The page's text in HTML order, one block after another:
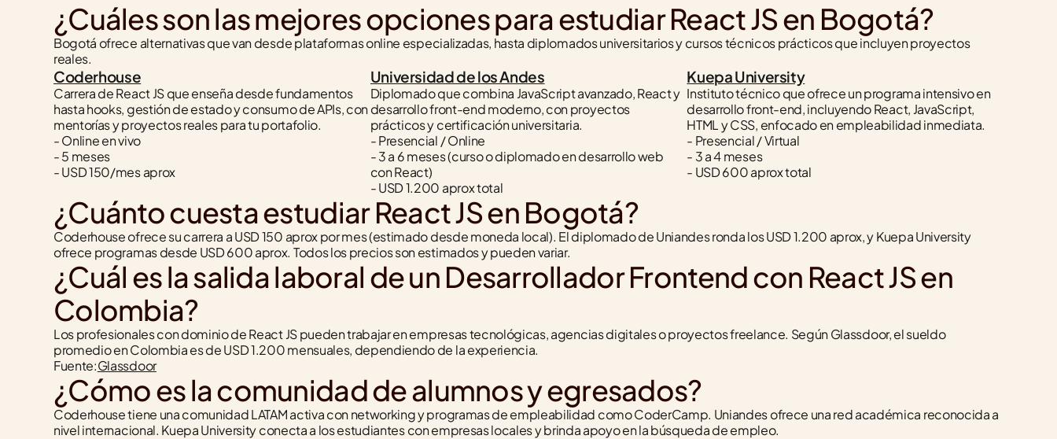
¿Cuáles son las mejores opciones para estudiar React JS en Bogotá?
Bogotá ofrece alternativas que van desde plataformas online especializadas, hasta diplomados universitarios y cursos técnicos prácticos que incluyen proyectos
reales.
Coderhouse
Carrera de React JS que enseña desde fundamentos
hasta hooks, gestión de estado y consumo de APIs, con
mentorías y proyectos reales para tu portafolio.
- Online en vivo
- 5 meses
- USD 150/mes aprox
Universidad de los Andes
Diplomado que combina JavaScript avanzado, React y
desarrollo front-end moderno, con proyectos
prácticos y certificación universitaria.
- Presencial / Online
- 3 a 6 meses (curso o diplomado en desarrollo web
con React)
- USD 1.200 aprox total
Kuepa University
Instituto técnico que ofrece un programa intensivo en
desarrollo front-end, incluyendo React, JavaScript,
HTML y CSS, enfocado en empleabilidad inmediata.
- Presencial / Virtual
- 3 a 4 meses
- USD 600 aprox total
¿Cuánto cuesta estudiar React JS en Bogotá?
Coderhouse ofrece su carrera a USD 150 aprox por mes (estimado desde moneda local). El diplomado de Uniandes ronda los USD 1.200 aprox, y Kuepa University
ofrece programas desde USD 600 aprox. Todos los precios son estimados y pueden variar.
¿Cuál es la salida laboral de un Desarrollador Frontend con React JS en
Colombia?
Los profesionales con dominio de React JS pueden trabajar en empresas tecnológicas, agencias digitales o proyectos freelance. Según Glassdoor, el sueldo
promedio en Colombia es de USD 1.200 mensuales, dependiendo de la experiencia.
Fuente:Glassdoor
¿Cómo es la comunidad de alumnos y egresados?
Coderhouse tiene una comunidad LATAM activa con networking y programas de empleabilidad como CoderCamp. Uniandes ofrece una red académica reconocida a
nivel internacional. Kuepa University conecta a los estudiantes con empresas locales y brinda apoyo en la búsqueda de empleo.